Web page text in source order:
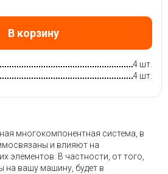
В корзину
4 шт.
4 шт.
многокомпонентная система, в
и влияют на
элементов. В частности, от того,
на вашу машину, будет в